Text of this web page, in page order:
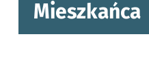
Mieszkańca